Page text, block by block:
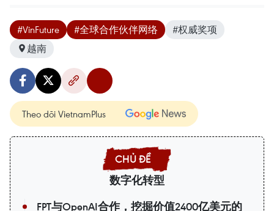
#VinFuture #全球合作伙伴网络
#权威奖项
越南
Theo dõi VietnamPlus
数字化转型
FPT与OpenAI合作，挖掘价值2400亿美元的